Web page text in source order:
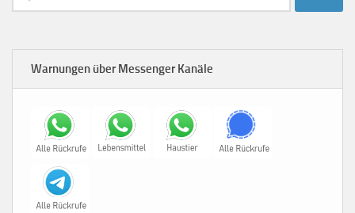
nach:
Warnungen über Messenger Kanäle